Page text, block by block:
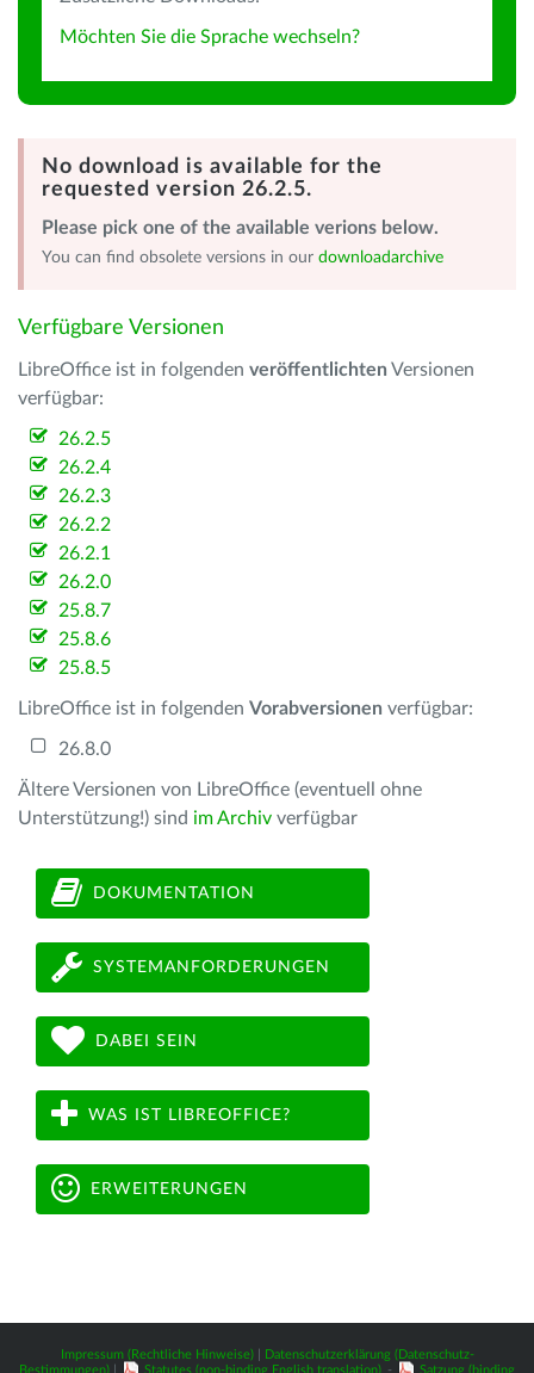
Möchten Sie die Sprache wechseln?
No download is available for the
requested version 26.2.5.
Please pick one of the available verions below.
You can find obsolete versions in our downloadarchive
Verfügbare Versionen
LibreOffice ist in folgenden veröffentlichten Versionen
verfügbar:
26.2.5
26.2.4
26.2.3
26.2.2
26.2.1
26.2.0
25.8.7
25.8.6
25.8.5
LibreOffice ist in folgenden Vorabversionen verfügbar:
26.8.0
Ältere Versionen von LibreOffice (eventuell ohne
Unterstützung!) sind im Archiv verfügbar
DOKUMENTATION
SYSTEMANFORDERUNGEN
DABEI SEIN
WAS IST LIBREOFFICE?
ERWEITERUNGEN
Impressum (Rechtliche Hinweise)|
Datenschutzerklärung (Datenschutz-
Bestimmungen)
Statutes (non-binding English translation) - Satzung (binding